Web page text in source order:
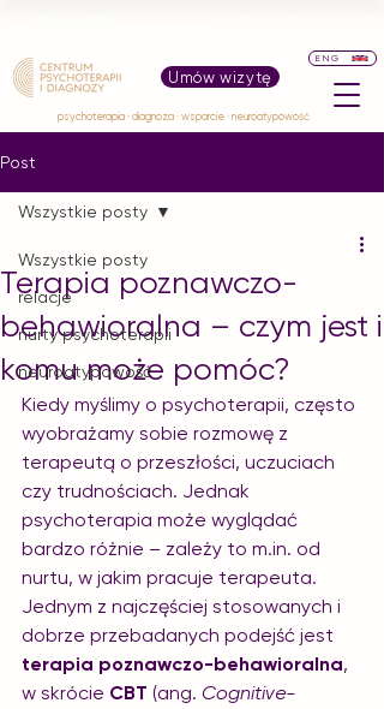
psychoterapia · diagnoza · wsparcie · neuroatypowość
Umów wizytę
ENG
Post
Wszystkie posty
relacje
nurty psychoterapii
neuroatypowość
Wszystkie posty
Terapia poznawczo-
behawioralna – czym jest i
komu może pomóc?
Kiedy myślimy o psychoterapii, często
wyobrażamy sobie rozmowę z
terapeutą o przeszłości, uczuciach
czy trudnościach. Jednak
psychoterapia może wyglądać
bardzo różnie – zależy to m.in. od
nurtu, w jakim pracuje terapeuta.
Jednym z najczęściej stosowanych i
dobrze przebadanych podejść jest
terapia poznawczo-behawioralna,
w skrócie CBT (ang. Cognitive-